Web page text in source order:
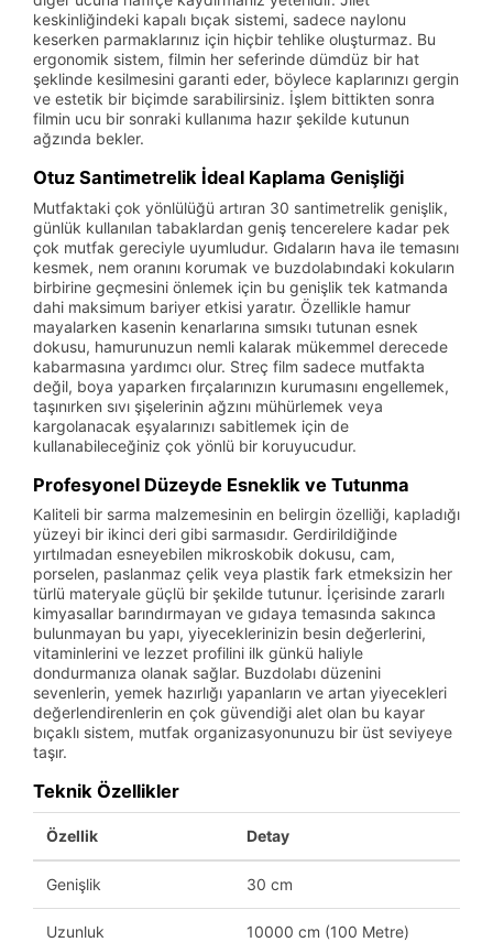
keskinliğindeki kapalı bıçak sistemi, sadece naylonu
keserken parmaklarınız için hiçbir tehlike oluşturmaz. Bu
ergonomik sistem, filmin her seferinde dümdüz bir hat
şeklinde kesilmesini garanti eder, böylece kaplarınızı gergin
ve estetik bir biçimde sarabilirsiniz. İşlem bittikten sonra
filmin ucu bir sonraki kullanıma hazır şekilde kutunun
ağzında bekler.
Otuz Santimetrelik İdeal Kaplama Genişliği
Mutfaktaki çok yönlülüğü artıran 30 santimetrelik genişlik,
günlük kullanılan tabaklardan geniş tencerelere kadar pek
çok mutfak gereciyle uyumludur. Gıdaların hava ile temasını
kesmek, nem oranını korumak ve buzdolabındaki kokuların
birbirine geçmesini önlemek için bu genişlik tek katmanda
dahi maksimum bariyer etkisi yaratır. Özellikle hamur
mayalarken kasenin kenarlarına sımsıkı tutunan esnek
dokusu, hamurunuzun nemli kalarak mükemmel derecede
kabarmasına yardımcı olur. Streç film sadece mutfakta
değil, boya yaparken fırçalarınızın kurumasını engellemek,
taşınırken sıvı şişelerinin ağzını mühürlemek veya
kargolanacak eşyalarınızı sabitlemek için de
kullanabileceğiniz çok yönlü bir koruyucudur.
Profesyonel Düzeyde Esneklik ve Tutunma
Kaliteli bir sarma malzemesinin en belirgin özelliği, kapladığı
yüzeyi bir ikinci deri gibi sarmasıdır. Gerdirildiğinde
yırtılmadan esneyebilen mikroskobik dokusu, cam,
porselen, paslanmaz çelik veya plastik fark etmeksizin her
türlü materyale güçlü bir şekilde tutunur. İçerisinde zararlı
kimyasallar barındırmayan ve gıdaya temasında sakınca
bulunmayan bu yapı, yiyeceklerinizin besin değerlerini,
vitaminlerini ve lezzet profilini ilk günkü haliyle
dondurmanıza olanak sağlar. Buzdolabı düzenini
sevenlerin, yemek hazırlığı yapanların ve artan yiyecekleri
değerlendirenlerin en çok güvendiği alet olan bu kayar
bıçaklı sistem, mutfak organizasyonunuzu bir üst seviyeye
taşır.
Teknik Özellikler
Özellik Detay
Genişlik 30 cm
Uzunluk 10000 cm (100 Metre)